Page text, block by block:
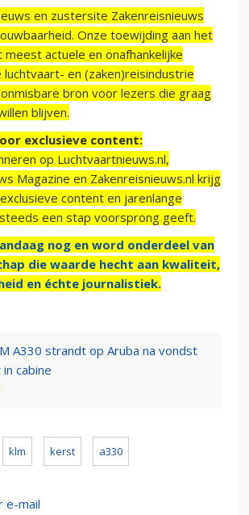
en zustersite Zakenreisnieuws
Onze toewijding aan het
actuele en onafhankelijke
en (zaken)reisindustrie
bron voor lezers die graag
blijven.
exclusieve content:
op Luchtvaartnieuws.nl,
Magazine en Zakenreisnieuws.nl krijg
content en jarenlange
een stap voorsprong geeft.
nog en word onderdeel van
die waarde hecht aan kwaliteit,
en échte journalistiek.
A330 strandt op Aruba na vondst
cabine
klm kerst a330
e-mail